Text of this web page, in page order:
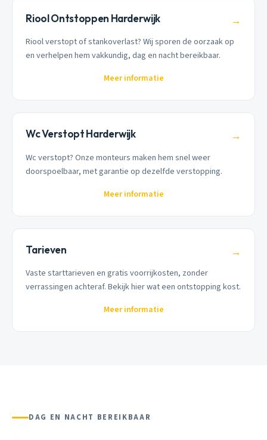
Riool Ontstoppen Harderwijk →
Riool verstopt of stankoverlast? Wij sporen de oorzaak op
en verhelpen hem vakkundig, dag en nacht bereikbaar.
Meer informatie
Wc Verstopt Harderwijk →
Wc verstopt? Onze monteurs maken hem snel weer
doorspoelbaar, met garantie op dezelfde verstopping.
Meer informatie
Tarieven →
Vaste starttarieven en gratis voorrijkosten, zonder
verrassingen achteraf. Bekijk hier wat een ontstopping kost.
Meer informatie
DAG EN NACHT BEREIKBAAR